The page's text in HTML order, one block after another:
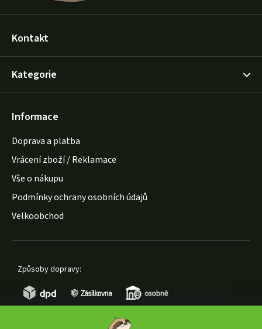
Kontakt
Kategorie
Informace
Doprava a platba
Vrácení zboží / Reklamace
Vše o nákupu
Podmínky ochrany osobních údajů
Velkoobchod
Způsoby dopravy: